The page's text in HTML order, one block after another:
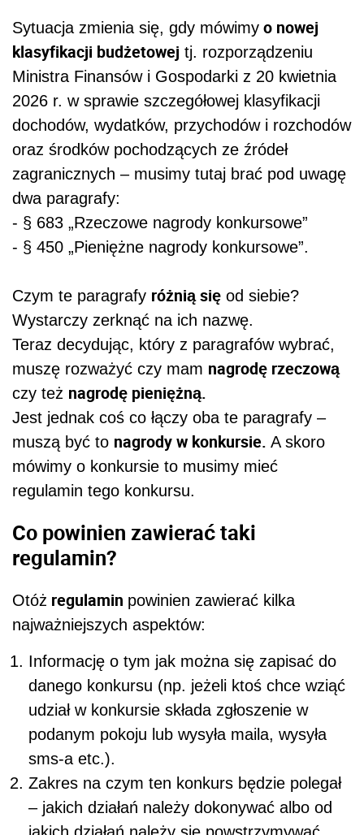
Sytuacja zmienia się, gdy mówimy o nowej
klasyfikacji budżetowej tj. rozporządzeniu
Ministra Finansów i Gospodarki z 20 kwietnia
2026 r. w sprawie szczegółowej klasyfikacji
dochodów, wydatków, przychodów i rozchodów
oraz środków pochodzących ze źródeł
zagranicznych – musimy tutaj brać pod uwagę
dwa paragrafy:
- § 683 „Rzeczowe nagrody konkursowe”
- § 450 „Pieniężne nagrody konkursowe”.
Czym te paragrafy różnią się od siebie?
Wystarczy zerknąć na ich nazwę.
Teraz decydując, który z paragrafów wybrać,
muszę rozważyć czy mam nagrodę rzeczową
czy też nagrodę pieniężną.
Jest jednak coś co łączy oba te paragrafy –
muszą być to nagrody w konkursie. A skoro
mówimy o konkursie to musimy mieć
regulamin tego konkursu.
Co powinien zawierać taki
regulamin?
Otóż regulamin powinien zawierać kilka
najważniejszych aspektów:
Informację o tym jak można się zapisać do
danego konkursu (np. jeżeli ktoś chce wziąć
udział w konkursie składa zgłoszenie w
podanym pokoju lub wysyła maila, wysyła
sms-a etc.).
Zakres na czym ten konkurs będzie polegał
– jakich działań należy dokonywać albo od